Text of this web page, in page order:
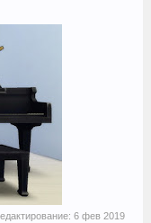
6 фев 2019